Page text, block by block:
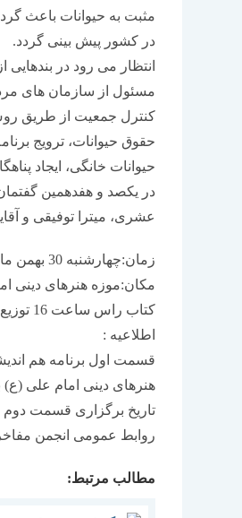
مثبت به حیوانات باعث
در کشور پیش بینی گردد.
انتظار می رود در
مسئول از سازمان های
کنترل جمعیت از طریق
حقوق حیوانات، ترویج
حیوانات خانگی، ایجاد
در یکصد و هفدهمین
عشری، میترا توفیقی و
زمان:چهارشنبه 30 بهمن ماه 1392 از ساعت 16 الی19
مکان:موزه هنرهای دینی
کتاب راس ساعت 16 توزیع می گردد
اطلاعیه :
هنرهای دینی امام علی (ع)
تاریخ برگزاری قسمت دوم
روابط عمومی انجمن
مطالب مرتبط: